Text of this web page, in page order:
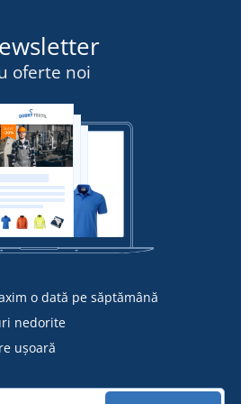
oferte noi
o dată pe săptămână
nedorite
ușoară